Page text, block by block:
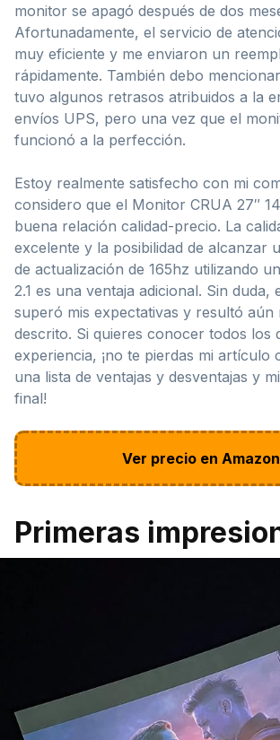
monitor se apagó después de dos
Afortunadamente, el servicio de
muy eficiente y me enviaron un
rápidamente. También debo
tuvo algunos retrasos atribuidos a la
envíos UPS, pero una vez que el
funcionó a la perfección.
Estoy realmente satisfecho con mi
considero que el Monitor CRUA 27″
buena relación calidad-precio. La
excelente y la posibilidad de alcanzar
de actualización de 165hz utilizando
2.1 es una ventaja adicional. Sin duda,
superó mis expectativas y resultó aún
descrito. Si quieres conocer todos los
experiencia, ¡no te pierdas mi artículo
una lista de ventajas y desventajas y
final!
Ver precio en Amazon
Primeras